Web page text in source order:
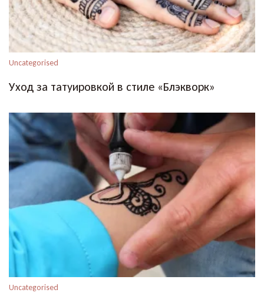
Uncategorised
Уход за татуировкой в стиле «Блэкворк»
Uncategorised